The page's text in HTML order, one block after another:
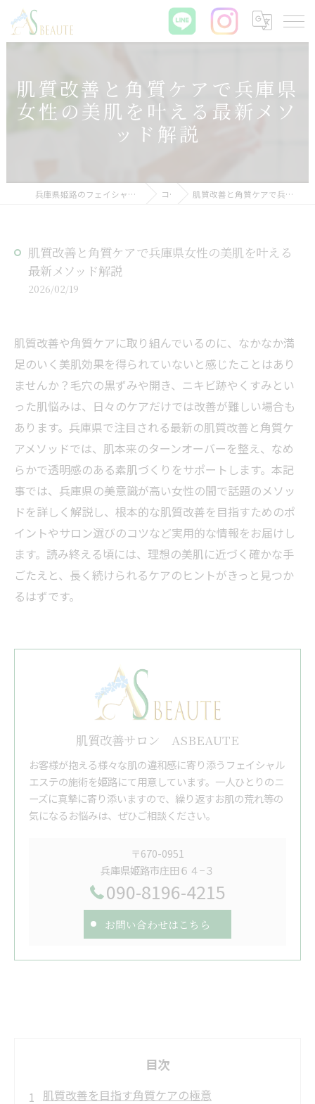
肌質改善と角質ケアで兵庫県
女性の美肌を叶える最新メソ
ッド解説
兵庫県姫路のフェイシャルエステなら肌質改善サロン ASBEAUTE コラム 肌質改善と角質ケアで兵庫県女性の美肌を叶える最新メソッド解説
肌質改善と角質ケアで兵庫県女性の美肌を叶える
最新メソッド解説
2026/02/19
肌質改善や角質ケアに取り組んでいるのに、なかなか満
足のいく美肌効果を得られていないと感じたことはあり
ませんか？毛穴の黒ずみや開き、ニキビ跡やくすみとい
った肌悩みは、日々のケアだけでは改善が難しい場合も
あります。兵庫県で注目される最新の肌質改善と角質ケ
アメソッドでは、肌本来のターンオーバーを整え、なめ
らかで透明感のある素肌づくりをサポートします。本記
事では、兵庫県の美意識が高い女性の間で話題のメソッ
ドを詳しく解説し、根本的な肌質改善を目指すためのポ
イントやサロン選びのコツなど実用的な情報をお届けし
ます。読み終える頃には、理想の美肌に近づく確かな手
ごたえと、長く続けられるケアのヒントがきっと見つか
るはずです。
肌質改善サロン ASBEAUTE
お客様が抱える様々な肌の違和感に寄り添うフェイシャル
エステの施術を姫路にて用意しています。一人ひとりのニ
ーズに真摯に寄り添いますので、繰り返すお肌の荒れ等の
気になるお悩みは、ぜひご相談ください。
〒670-0951
兵庫県姫路市庄田６４−３
090-8196-4215
お問い合わせはこちら
目次
肌質改善を目指す角質ケアの極意